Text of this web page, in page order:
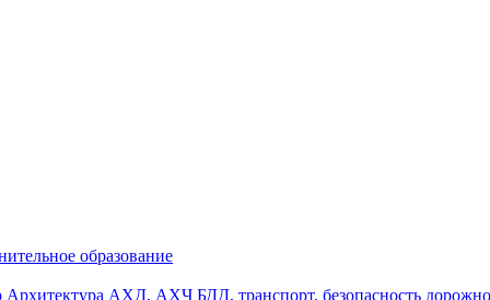
образование
Архитектура АХД, АХЧ БДД, транспорт, безопасность